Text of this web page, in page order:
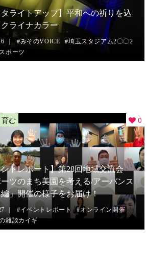
タライトアップ】平和への祈りを込
ライナカラー
みそのVOICE
埼玉スタジアム2〇〇2
ポーツ
育む 0
トレポート】第28回地域交流会
ーツのまち美園を考える/アーバンス
」開催の様子をお届け！
イベントレポート
オンライン開催
雑談カイギ